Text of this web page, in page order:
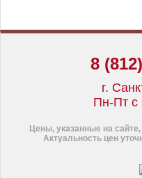
8
г.
Пн-Пт с
Цены, указанные на
Актуальность цен